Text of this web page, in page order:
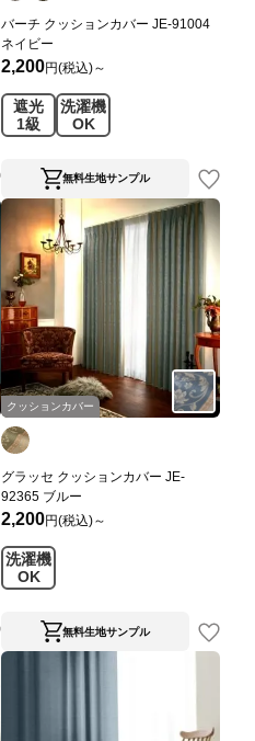
バーチ クッションカバー JE-91004
ネイビー
2,200円(税込)～
遮光
1級
洗濯機
OK
無料生地サンプル
クッションカバー
グラッセ クッションカバー JE-
92365 ブルー
2,200円(税込)～
洗濯機
OK
無料生地サンプル